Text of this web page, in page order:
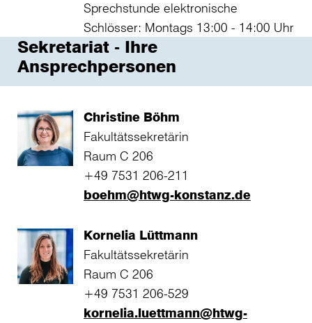
Sprechstunde elektronische
Schlösser: Montags 13:00 - 14:00 Uhr
Sekretariat - Ihre
Ansprechpersonen
Christine Böhm
Fakultätssekretärin
Raum C 206
+49 7531 206-211
boehm@htwg-konstanz.de
Kornelia Lüttmann
Fakultätssekretärin
Raum C 206
+49 7531 206-529
kornelia.luettmann@htwg-